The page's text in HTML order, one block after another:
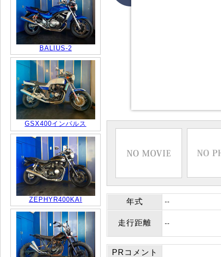
BALIUS-2
GSX400インパルス
ZEPHYR400KAI 年式 --
走行距離 --
PRコメント